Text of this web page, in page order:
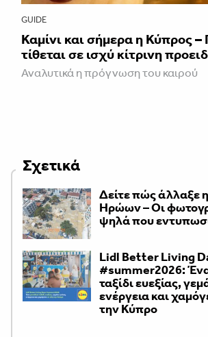
GUIDE
Καμίνι και σήμερα η Κύπρος –
τίθεται σε ισχύ κίτρινη
Αναλυτικά η πρόγνωση του καιρού
Σχετικά
Δείτε πώς άλλαξε
Ηρώων – Οι
ψηλά που
Lidl Better Living
#summer2026:
ταξίδι ευεξίας,
ενέργεια και
την Κύπρο